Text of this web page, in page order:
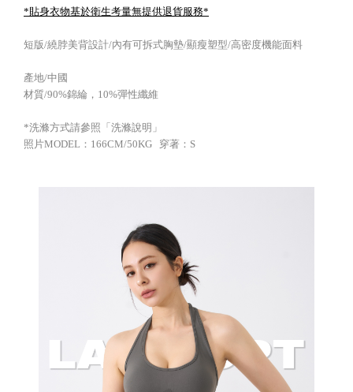
*貼身衣物基於衛生考量無提供退貨服務*
短版/繞脖美背設計/內有可拆式胸墊/顯瘦塑型/高密度機能面料
產地/中國
材質/90%錦綸，10%彈性纖維
*洗滌方式請參照「洗滌說明」
照片MODEL：166CM/50KG 穿著：S